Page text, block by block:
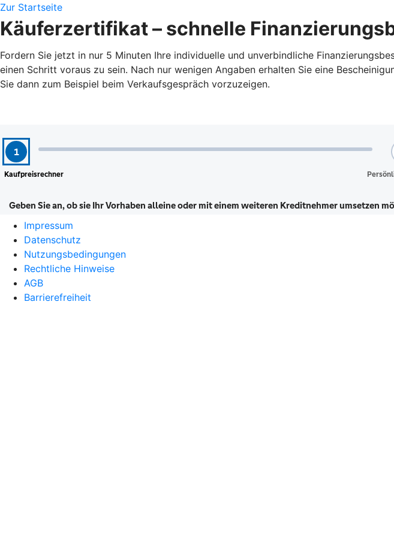
Zur Startseite
Käuferzertifikat – schnelle
Fordern Sie jetzt in nur 5 Minuten Ihre individuelle und unverbindliche
einen Schritt voraus zu sein. Nach nur wenigen Angaben erhalten Sie eine
Sie dann zum Beispiel beim Verkaufsgespräch vorzuzeigen.
Impressum
Datenschutz
Nutzungsbedingungen
Rechtliche Hinweise
AGB
Barrierefreiheit